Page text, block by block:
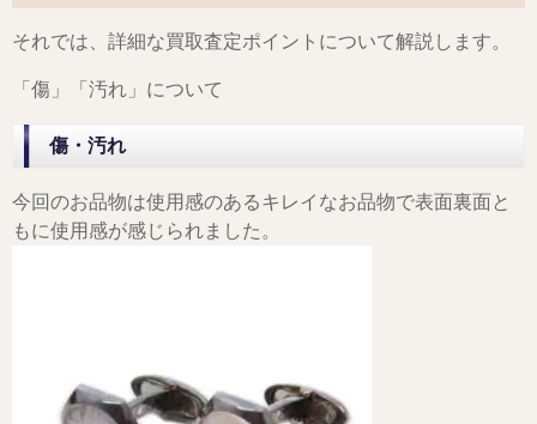
それでは、詳細な買取査定ポイントについて解説します。
「傷」「汚れ」について
傷・汚れ
今回のお品物は使用感のあるキレイなお品物で表面裏面と
もに使用感が感じられました。